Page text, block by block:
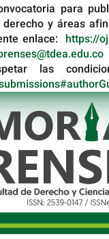
para
y áreas
enlace: https://
las